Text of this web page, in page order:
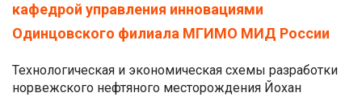
кафедрой управления инновациями
Одинцовского филиала МГИМО МИД России
Технологическая и экономическая схемы разработки
норвежского нефтяного месторождения Йохан